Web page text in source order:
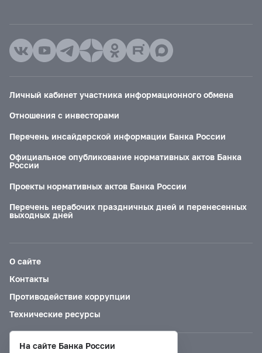
Личный кабинет участника информационного обмена
Отношения с инвесторами
Перечень инсайдерской информации Банка России
Официальное опубликование нормативных актов Банка
России
Проекты нормативных актов Банка России
Перечень нерабочих праздничных дней и перенесенных
выходных дней
О сайте
Контакты
Противодействие коррупции
Технические ресурсы
На сайте Банка России